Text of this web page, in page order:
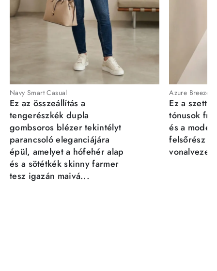
Navy Smart Casual
Ez az összeállítás a
tengerészkék dupla
gombsoros blézer tekintélyt
parancsoló eleganciájára
épül, amelyet a hófehér alap
és a sötétkék skinny farmer
tesz igazán maivá...
Azure Breeze
Ez a szett
tónusok
és a
felsőrész